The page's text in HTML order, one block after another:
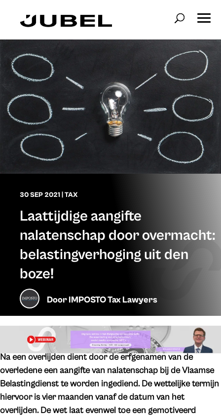
30 SEP 2021 TAX
Laattijdige aangifte
nalatenschap door overmacht:
belastingverhoging uit den
boze!
DoorIMPOSTO Tax Lawyers
Na een overlijden dient door de erfgenamen van de
overledene een aangifte van nalatenschap bij de Vlaamse
Belastingdienst te worden ingediend. De wettelijke termijn
hiervoor is vier maanden vanaf de datum van het
overlijden. De wet laat evenwel toe een gemotiveerd